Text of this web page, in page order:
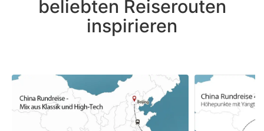
beliebten Reiserouten
inspirieren